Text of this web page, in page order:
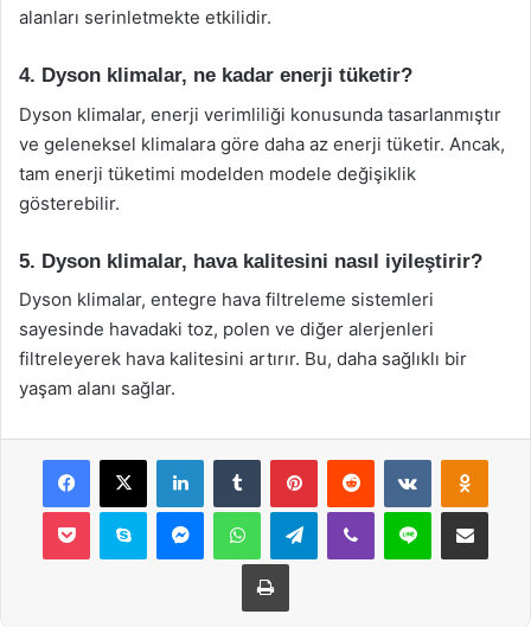
alanları serinletmekte etkilidir.
4. Dyson klimalar, ne kadar enerji tüketir?
Dyson klimalar, enerji verimliliği konusunda tasarlanmıştır
ve geleneksel klimalara göre daha az enerji tüketir. Ancak,
tam enerji tüketimi modelden modele değişiklik
gösterebilir.
5. Dyson klimalar, hava kalitesini nasıl iyileştirir?
Dyson klimalar, entegre hava filtreleme sistemleri
sayesinde havadaki toz, polen ve diğer alerjenleri
filtreleyerek hava kalitesini artırır. Bu, daha sağlıklı bir
yaşam alanı sağlar.
Facebook
X LinkedInTumblr PinterestReddit VKontakte
Pocket Skype MessengerWhatsAppTelegramViber Line E-Posta ile
Yazdır